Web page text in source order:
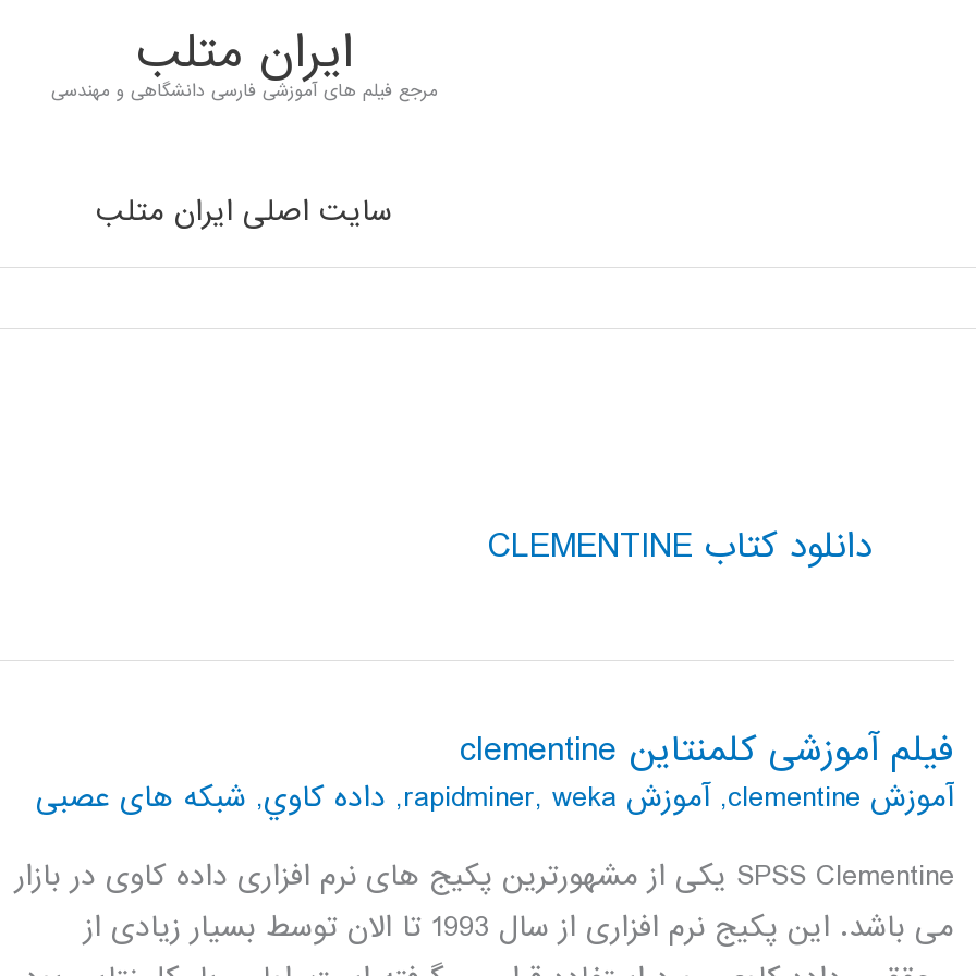
ايران متلب
مرجع فیلم های آموزشی فارسی دانشگاهی و مهندسی
سایت اصلی ایران متلب
دانلود کتاب CLEMENTINE
فیلم آموزشی کلمنتاین clementine
آموزش clementine ,آموزش rapidminer , weka
, داده كاوي, شبکه های عصبی
SPSS Clementine یکی از مشهورترین پکیج های نرم افزاری داده کاوی در بازار
می باشد. این پکیج نرم افزاری از سال 1993 تا الان توسط بسیار زیادی از